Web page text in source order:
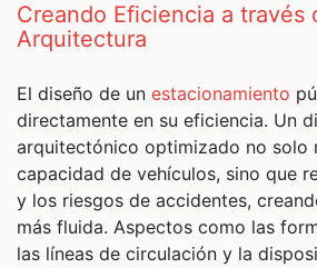
Creando Eficiencia a través de la
Arquitectura
El diseño de un estacionamiento
directamente en su eficiencia. Un
arquitectónico optimizado no solo
capacidad de vehículos, sino que
y los riesgos de accidentes,
más fluida. Aspectos como las
las líneas de circulación y la